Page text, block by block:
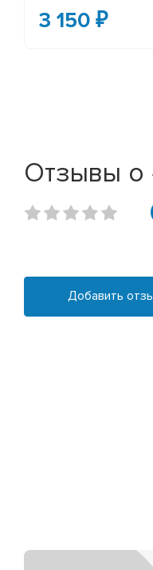
3 150 ₽
Отзывы о
Добавить